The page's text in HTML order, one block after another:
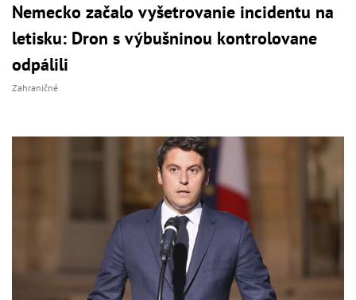
Nemecko začalo vyšetrovanie incidentu na
letisku: Dron s výbušninou kontrolovane
odpálili
Zahraničné